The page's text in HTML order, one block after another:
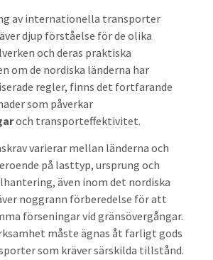
av internationella transporter
djup förståelse för de olika
och deras praktiska
om de nordiska länderna har
regler, finns det fortfarande
som påverkar
och transporteffektivitet.
varierar mellan länderna och
på lasttyp, ursprung och
även inom det nordiska
noggrann förberedelse för att
förseningar vid gränsövergångar.
måste ägnas åt farligt gods
som kräver särskilda tillstånd.